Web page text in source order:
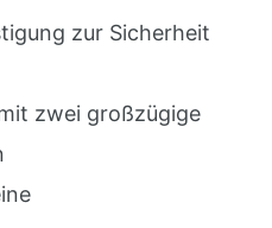
zur Sicherheit
zwei großzügige